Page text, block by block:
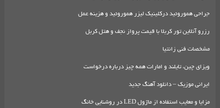
جراحی هموروئید درکلینیک لیزر هموروئید و هزینه عمل
رزرو آنلاین تور کربلا با قیمت پرواز نجف و هتل کربل
مشخصات فنی زانتیا
ویزای چین، تایلند و امارات همه چیز درباره درخواست
ایرانی موزیک – دانلود آهنگ جدید
مزایا و معایب استفاده از ماژول LED در روشنایی خانگ